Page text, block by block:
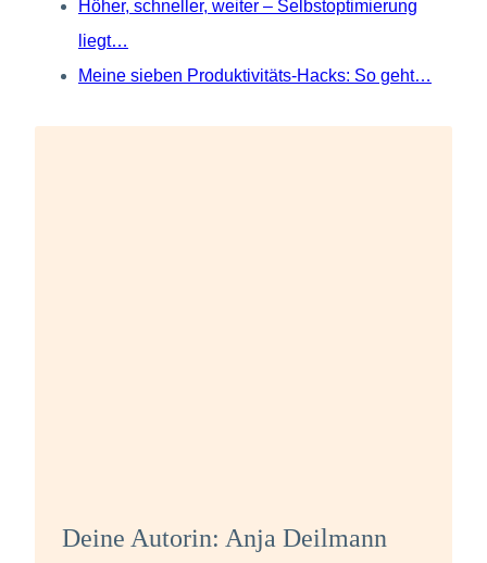
Höher, schneller, weiter – Selbstoptimierung
liegt…
Meine sieben Produktivitäts-Hacks: So geht…
Deine Autorin: Anja Deilmann